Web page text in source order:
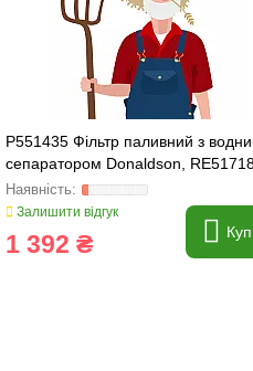
P551435 Фільтр паливний з
сепаратором Donaldson,
RE509036
Залишити відгук
1 392 ₴